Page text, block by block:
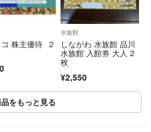
株主優待 ２
水族館
しながわ 水族館 品川
水族館 入館券 大人 2
枚
¥2,550
をもっと見る